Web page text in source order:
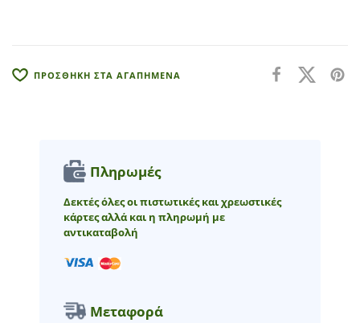
:
ΠΡΟΣΘΗΚΗ ΣΤΑ ΑΓΑΠΗΜΕΝΑ
Πληρωμές
Δεκτές όλες οι πιστωτικές και χρεωστικές
κάρτες αλλά και η πληρωμή με
αντικαταβολή
Μεταφορά